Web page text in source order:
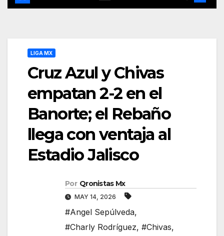
LIGA MX
Cruz Azul y Chivas
empatan 2-2 en el
Banorte; el Rebaño
llega con ventaja al
Estadio Jalisco
Por Qronistas Mx
MAY 14, 2026
#Angel Sepúlveda,
#Charly Rodríguez, #Chivas,